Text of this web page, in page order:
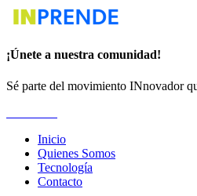
¡Únete a nuestra comunidad!
Sé parte del movimiento INnovador
Inicio
Quienes Somos
Tecnología
Contacto